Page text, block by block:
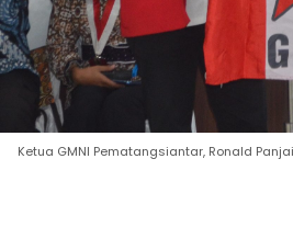
‎Ketua GMNI Pematangsiantar, Ronald